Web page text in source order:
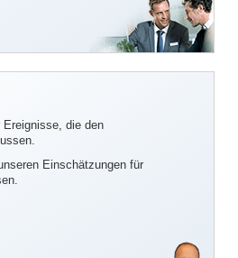
Ereignisse, die den
Einschätzungen für